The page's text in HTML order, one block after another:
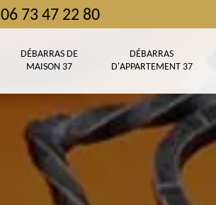
06 73 47 22 80
DÉBARRAS DE
MAISON 37
DÉBARRAS
D'APPARTEMENT 37